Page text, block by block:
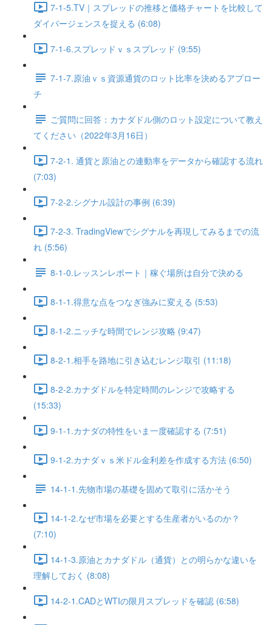
7-1-5.TV｜スプレッドの推移と価格チャートを比較して
ダイバージェンスを捉える (6:08)
7-1-6.スプレッドｖｓスプレッド (9:55)
7-1-7.原油ｖｓ資源通貨のロット比率を決めるアプロー
チ
ご質問に回答：カナダドル側のロット設定について教え
てください（2022年3月16日）
7-2-1. 通貨と原油との連動率をデータから確認する流れ
(7:03)
7-2-2.シグナル設計の事例 (6:39)
7-2-3. TradingViewでシグナルを再現してみるまでの流
れ (5:56)
8-1-0.レッスンレポート｜稼ぐ場所は自分で決める
8-1-1.得意な点をつなぎ強みに変える (5:53)
8-1-2.ニッチな時間でレンジ攻略 (9:47)
8-2-1.相手を路地に引き込むレンジ取引 (11:18)
8-2-2.カナダドルを特定時間のレンジで攻略する
(15:33)
9-1-1.カナダの特性をいま一度確認する (7:51)
9-1-2.カナダｖｓ米ドル金利差を作成する方法 (6:50)
14-1-1.先物市場の基礎を固めて取引に活かそう
14-1-2.なぜ市場を必要とする生産者がいるのか？
(7:10)
14-1-3.原油とカナダドル（通貨）との明らかな違いを
理解しておく (8:08)
14-2-1.CADとWTIの限月スプレッドを確認 (6:58)